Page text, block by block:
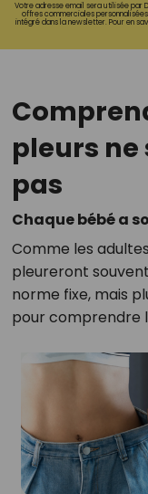
Votre adresse email sera utilisée par
offres commerciales
intégré dans la newsletter. Pour en
pleurs
pas
Chaque bébé a
Comme les
pleureront
norme fixe, mais
pour comprendre